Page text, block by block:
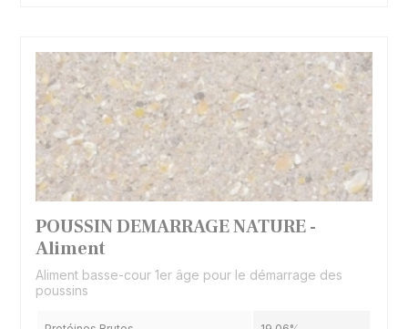
POUSSIN DEMARRAGE NATURE -
Aliment
Aliment basse-cour 1er âge pour le démarrage des
poussins